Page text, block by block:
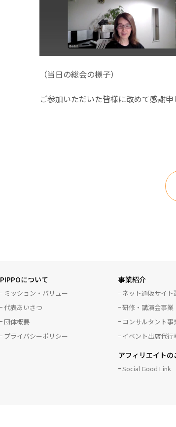
（当日の総会の様子）
ご参加いただいた皆様に改めて感謝申
PIPPOについて
ミッション・バリュー
代表あいさつ
団体概要
プライバシーポリシー
事業紹介
ネット通販サイト
研修・講演会事業
コンサルタント事
イベント出店代行
アフィリエイトの
Social Good Link